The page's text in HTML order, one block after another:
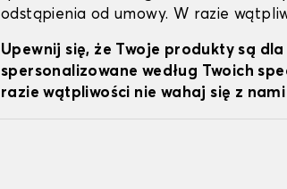
odstąpienia od umowy. W razie
Upewnij się, że Twoje produkty są
spersonalizowane według Twoich
razie wątpliwości nie wahaj się z